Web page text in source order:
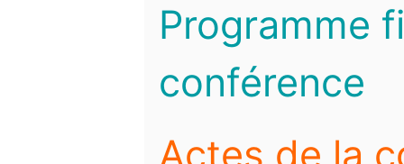
Programme
conférence
Actes de la